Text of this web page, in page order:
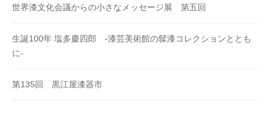
世界漆文化会議からの小さなメッセージ展 第五回
生誕100年 塩多慶四郎 -漆芸美術館の髹漆コレクションととも
に-
第135回 黒江屋漆器市